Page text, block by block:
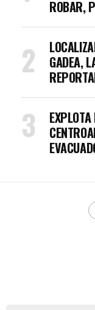
ROBAR,
GADEA,